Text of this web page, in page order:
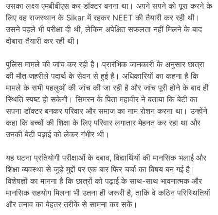
उसका लक्ष्य एमबीबीएस कर डॉक्टर बनना था। अपने सपने को पूरा करने के
लिए वह राजस्थान के Sikar में रहकर NEET की तैयारी कर रही थी।
उसने पहले भी परीक्षा दी थी, लेकिन अपेक्षित सफलता नहीं मिलने के बाद
दोबारा तैयारी कर रही थी।
पुलिस मामले की जांच कर रही है। प्रारंभिक जानकारी के अनुसार छात्रा
की मौत जहरीले पदार्थ के सेवन से हुई है। अधिकारियों का कहना है कि
मामले के सभी पहलुओं की जांच की जा रही है और जांच पूरी होने के बाद ही
स्थिति स्पष्ट हो सकेगी। सिमरन के पिता महावीर ने बताया कि बेटी का
सपना डॉक्टर बनकर परिवार और समाज का नाम रोशन करना था। उन्होंने
कहा कि बच्चों की शिक्षा के लिए परिवार लगातार मेहनत कर रहा था और
उनकी बेटी पढ़ाई को लेकर गंभीर थी।
यह घटना प्रतियोगी परीक्षाओं के दबाव, विद्यार्थियों की मानसिक भलाई और
शिक्षा व्यवस्था से जुड़े मुद्दों पर एक बार फिर चर्चा का विषय बन गई है।
विशेषज्ञों का मानना है कि छात्रों को पढ़ाई के साथ-साथ भावनात्मक और
मानसिक सहयोग मिलना भी उतना ही जरूरी है, ताकि वे कठिन परिस्थितियों
और तनाव का बेहतर तरीके से सामना कर सकें।